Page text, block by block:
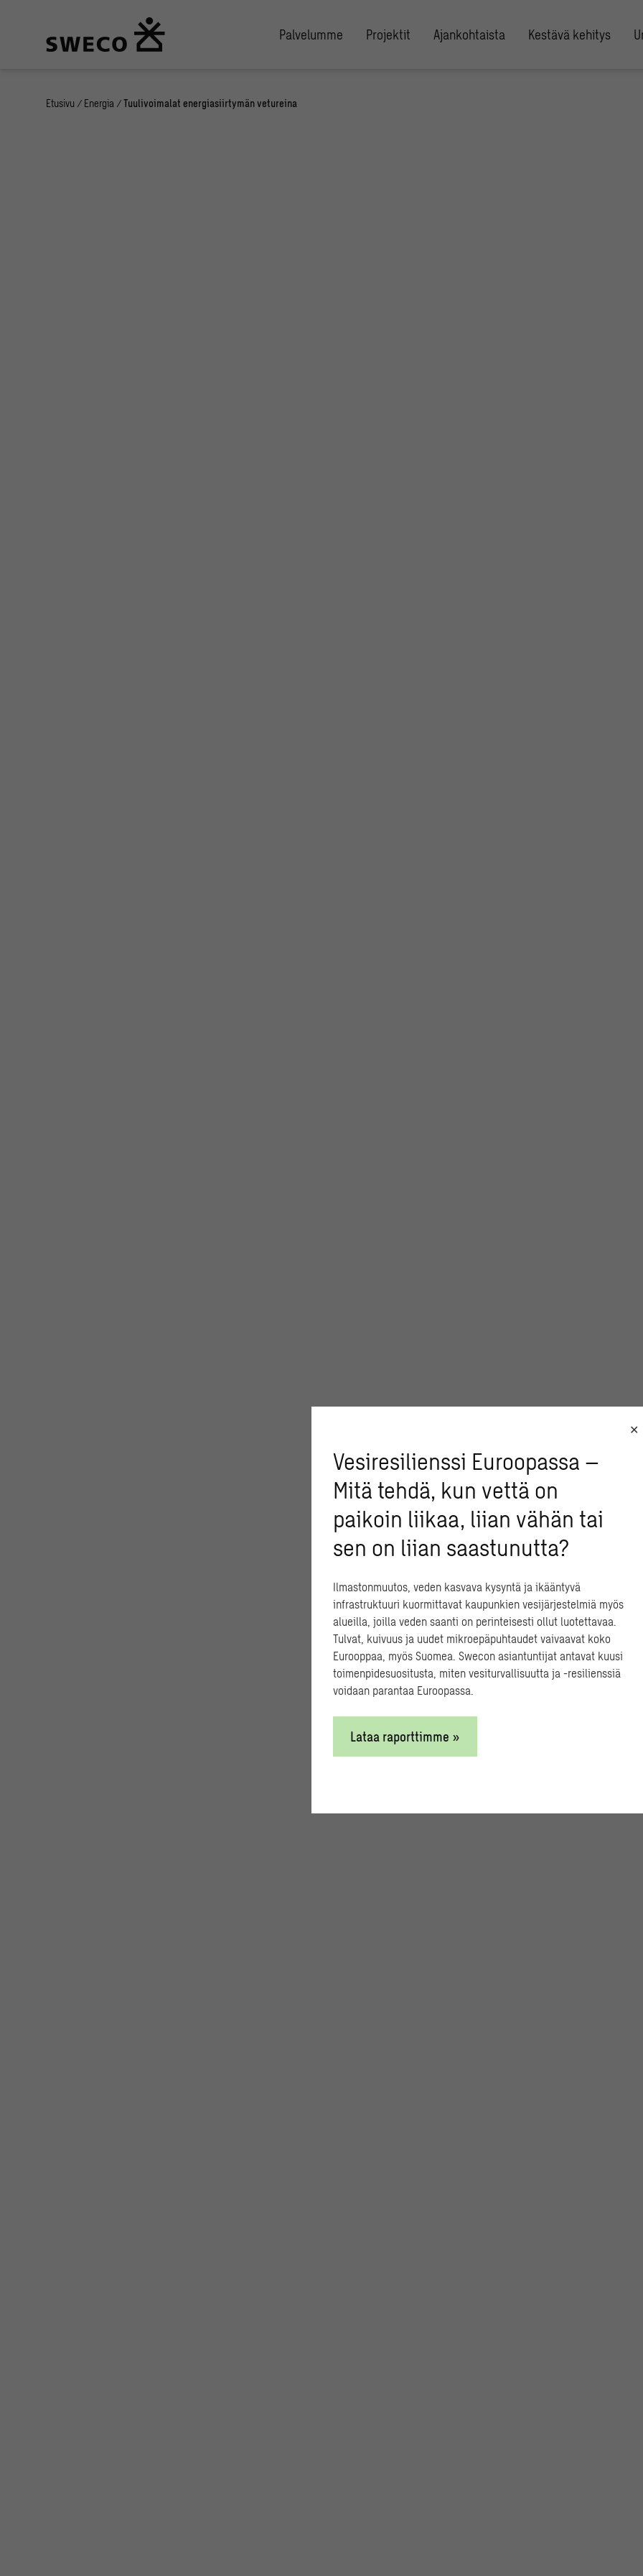
Palvelumme Projektit Ajankohtaista Kestävä kehitys
Etusivu / Energia / Tuulivoimalat energiasiirtymän vetureina
Vesiresilienssi Euroopassa –
Mitä tehdä, kun vettä on
paikoin liikaa, liian vähän tai
sen on liian saastunutta?
Ilmastonmuutos, veden kasvava kysyntä ja ikääntyvä
infrastruktuuri kuormittavat kaupunkien vesijärjestelmiä myös
alueilla, joilla veden saanti on perinteisesti ollut luotettavaa.
Tulvat, kuivuus ja uudet mikroepäpuhtaudet vaivaavat koko
Eurooppaa, myös Suomea. Swecon asiantuntijat antavat kuusi
toimenpidesuositusta, miten vesiturvallisuutta ja -resilienssiä
voidaan parantaa Euroopassa.
Lataa raporttimme »